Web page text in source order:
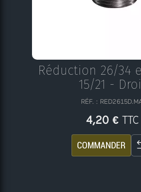
Réduction 26/34
15/21 -
RÉF. :
4,20 € TTC
COMMANDER